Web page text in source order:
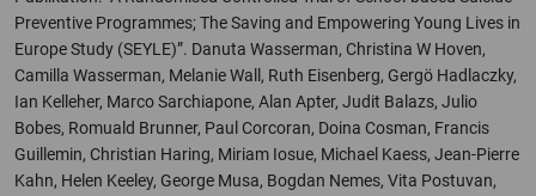
Preventive Programmes; The Saving and Empowering Young Lives in
Europe Study (SEYLE)”. Danuta Wasserman, Christina W Hoven,
Camilla Wasserman, Melanie Wall, Ruth Eisenberg, Gergö Hadlaczky,
Ian Kelleher, Marco Sarchiapone, Alan Apter, Judit Balazs, Julio
Bobes, Romuald Brunner, Paul Corcoran, Doina Cosman, Francis
Guillemin, Christian Haring, Miriam Iosue, Michael Kaess, Jean-Pierre
Kahn, Helen Keeley, George Musa, Bogdan Nemes, Vita Postuvan,